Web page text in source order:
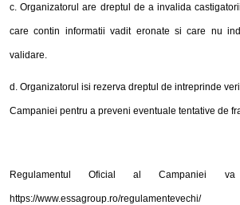
c. Organizatorul are dreptul de a invalida
care contin informatii vadit eronate si care nu
validare.
d. Organizatorul isi rezerva dreptul de intreprinde
Campaniei pentru a preveni eventuale tentative de
Regulamentul Oficial al Campaniei
https://www.essagroup.ro/regulamentevechi/